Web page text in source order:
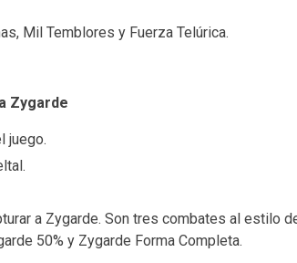
Mil Temblores y Fuerza Telúrica.
Zygarde
juego.
a Zygarde. Son tres combates al estilo
50% y Zygarde Forma Completa.